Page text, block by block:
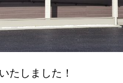
たしました！